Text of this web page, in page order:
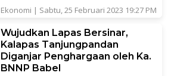
Ekonomi | Sabtu, 25 Februari 2023 19:27 PM
Wujudkan Lapas Bersinar,
Kalapas Tanjungpandan
Diganjar Penghargaan oleh Ka.
BNNP Babel